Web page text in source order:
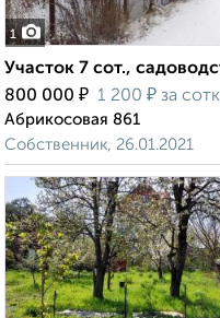
1
Участок 7 сот.,
800 000 ₽ 1 200 ₽ за
Абрикосовая 861
Собственник, 26.01.2021